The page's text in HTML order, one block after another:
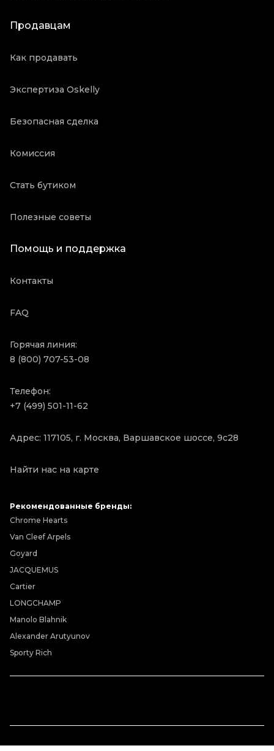
Продавцам
Как продавать
Экспертиза Oskelly
Безопасная сделка
Комиссия
Стать бутиком
Полезные советы
Помощь и поддержка
Контакты
FAQ
Горячая линия:
8 (800) 707-53-08
Телефон:
+7 (499) 501-11-62
Адрес: 117105, г. Москва, Варшавское шоссе, 9с28
Найти нас на карте
Рекомендованные бренды:
Chrome Hearts
Van Cleef Arpels
Goyard
JACQUEMUS
Cartier
LONGCHAMP
Manolo Blahnik
Alexander Arutyunov
Sporty Rich